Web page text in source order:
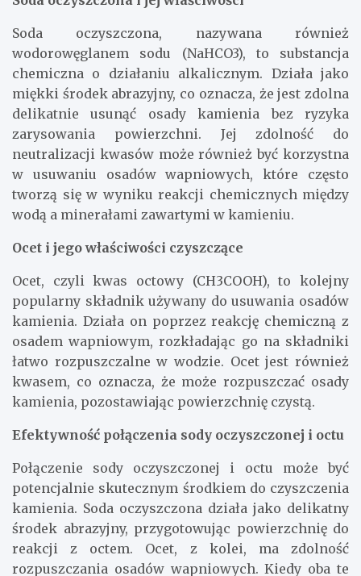
Soda oczyszczona, nazywana również
wodorowęglanem sodu (NaHCO3), to substancja
chemiczna o działaniu alkalicznym. Działa jako
miękki środek abrazyjny, co oznacza, że jest zdolna
delikatnie usunąć osady kamienia bez ryzyka
zarysowania powierzchni. Jej zdolność do
neutralizacji kwasów może również być korzystna
w usuwaniu osadów wapniowych, które często
tworzą się w wyniku reakcji chemicznych między
wodą a minerałami zawartymi w kamieniu.
Ocet i jego właściwości czyszczące
Ocet, czyli kwas octowy (CH3COOH), to kolejny
popularny składnik używany do usuwania osadów
kamienia. Działa on poprzez reakcję chemiczną z
osadem wapniowym, rozkładając go na składniki
łatwo rozpuszczalne w wodzie. Ocet jest również
kwasem, co oznacza, że może rozpuszczać osady
kamienia, pozostawiając powierzchnię czystą.
Efektywność połączenia sody oczyszczonej i octu
Połączenie sody oczyszczonej i octu może być
potencjalnie skutecznym środkiem do czyszczenia
kamienia. Soda oczyszczona działa jako delikatny
środek abrazyjny, przygotowując powierzchnię do
reakcji z octem. Ocet, z kolei, ma zdolność
rozpuszczania osadów wapniowych. Kiedy oba te